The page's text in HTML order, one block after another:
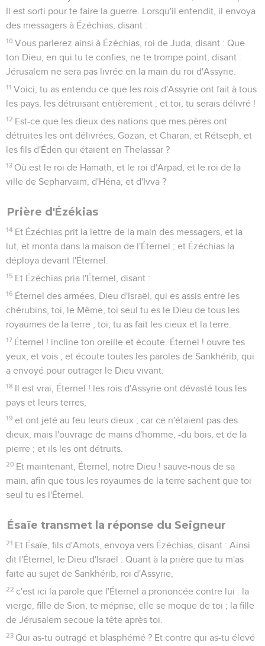
Il est sorti pour te faire la guerre. Lorsqu'il entendit, il envoya
des messagers à Ézéchias, disant :
10 Vous parlerez ainsi à Ézéchias, roi de Juda, disant : Que
ton Dieu, en qui tu te confies, ne te trompe point, disant :
Jérusalem ne sera pas livrée en la main du roi d'Assyrie.
11 Voici, tu as entendu ce que les rois d'Assyrie ont fait à tous
les pays, les détruisant entièrement ; et toi, tu serais délivré !
12 Est-ce que les dieux des nations que mes pères ont
détruites les ont délivrées, Gozan, et Charan, et Rétseph, et
les fils d'Éden qui étaient en Thelassar ?
13 Où est le roi de Hamath, et le roi d'Arpad, et le roi de la
ville de Sepharvaïm, d'Héna, et d'Ivva ?
Prière d'Ézékias
14 Et Ézéchias prit la lettre de la main des messagers, et la
lut, et monta dans la maison de l'Éternel ; et Ézéchias la
déploya devant l'Éternel.
15 Et Ézéchias pria l'Éternel, disant :
16 Éternel des armées, Dieu d'Israël, qui es assis entre les
chérubins, toi, le Même, toi seul tu es le Dieu de tous les
royaumes de la terre ; toi, tu as fait les cieux et la terre.
17 Éternel ! incline ton oreille et écoute. Éternel ! ouvre tes
yeux, et vois ; et écoute toutes les paroles de Sankhérib, qui
a envoyé pour outrager le Dieu vivant.
18 Il est vrai, Éternel ! les rois d'Assyrie ont dévasté tous les
pays et leurs terres,
19 et ont jeté au feu leurs dieux ; car ce n'étaient pas des
dieux, mais l'ouvrage de mains d'homme, -du bois, et de la
pierre ; et ils les ont détruits.
20 Et maintenant, Éternel, notre Dieu ! sauve-nous de sa
main, afin que tous les royaumes de la terre sachent que toi
seul tu es l'Éternel.
Ésaïe transmet la réponse du Seigneur
21 Et Ésaïe, fils d'Amots, envoya vers Ézéchias, disant : Ainsi
dit l'Éternel, le Dieu d'Israël : Quant à la prière que tu m'as
faite au sujet de Sankhérib, roi d'Assyrie,
22 c'est ici la parole que l'Éternel a prononcée contre lui : la
vierge, fille de Sion, te méprise, elle se moque de toi ; la fille
de Jérusalem secoue la tête après toi.
23 Qui as-tu outragé et blasphémé ? Et contre qui as-tu élevé